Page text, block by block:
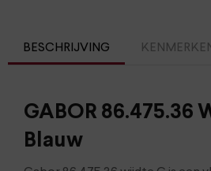
BESCHRIJVING
GABOR 86.475.36
Blauw